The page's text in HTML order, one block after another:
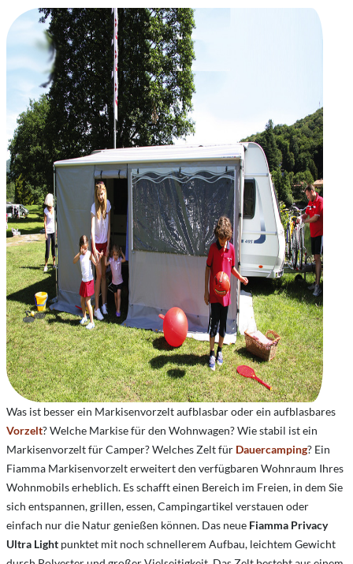
Was ist besser ein Markisenvorzelt aufblasbar oder ein aufblasbares
Vorzelt?Welche Markise für den Wohnwagen?Wie stabil ist ein
Markisenvorzelt für Camper?Welches Zelt für Dauercamping? Ein
Fiamma Markisenvorzelt erweitert den verfügbaren Wohnraum Ihres
Wohnmobils erheblich. Es schafft einen Bereich im Freien, in dem Sie
sich entspannen, grillen, essen, Campingartikel verstauen oder
einfach nur die Natur genießen können. Das neue Fiamma Privacy
Ultra Light punktet mit noch schnellerem Aufbau, leichtem Gewicht